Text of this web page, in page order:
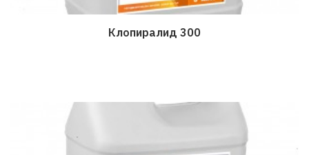
ДэлгэрэнгүйКлопиралид 300